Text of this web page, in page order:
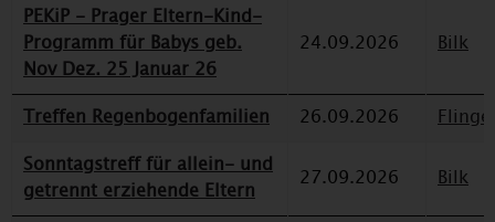
PEKiP - Prager Eltern-Kind-
Programm für Babys geb.
Nov Dez. 25 Januar 26
24.09.2026 Bilk
Treffen Regenbogenfamilien 26.09.2026
Sonntagstreff für allein- und
getrennt erziehende Eltern
27.09.2026 Bilk